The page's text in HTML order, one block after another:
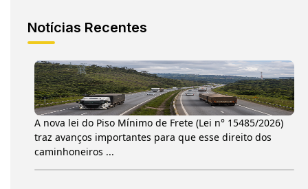
Notícias Recentes
A nova lei do Piso Mínimo de Frete (Lei n° 15485/2026)
traz avanços importantes para que esse direito dos
caminhoneiros ...